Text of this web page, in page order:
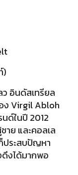
)
ว อินดัสเทรียล
ง Virgil Abloh
ด์ในปี 2012
าย และคอลเล
ระสบปัญหา
งได้มากพอ